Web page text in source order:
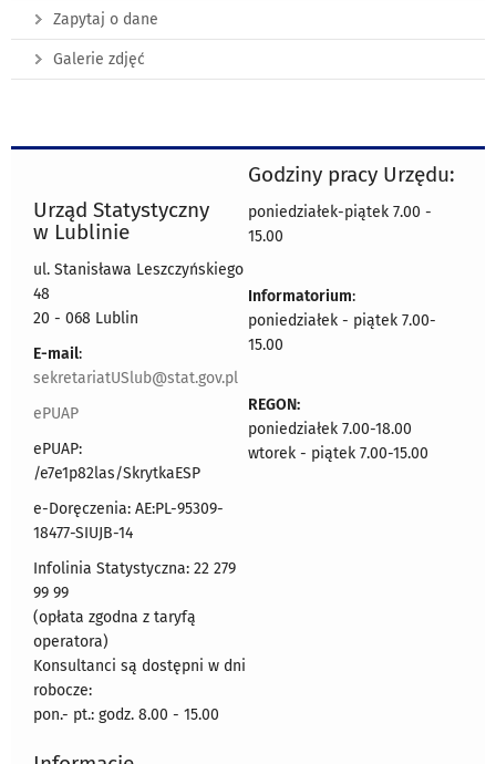
Zapytaj o dane
Galerie zdjęć
Urząd Statystyczny
w Lublinie
ul. Stanisława Leszczyńskiego
48
20 - 068 Lublin
E-mail:
sekretariatUSlub@stat.gov.pl
ePUAP
ePUAP:
/e7e1p82las/SkrytkaESP
e-Doręczenia: AE:PL-95309-
18477-SIUJB-14
Infolinia Statystyczna: 22 279
99 99
(opłata zgodna z taryfą
operatora)
Konsultanci są dostępni w dni
robocze:
pon.- pt.: godz. 8.00 - 15.00
Godziny pracy Urzędu:
poniedziałek-piątek 7.00 -
15.00
Informatorium:
poniedziałek - piątek 7.00-
15.00
REGON:
poniedziałek 7.00-18.00
wtorek - piątek 7.00-15.00